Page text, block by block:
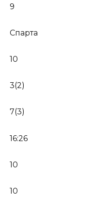
9
Спарта
10
3(2)
7(3)
16:26
10
10